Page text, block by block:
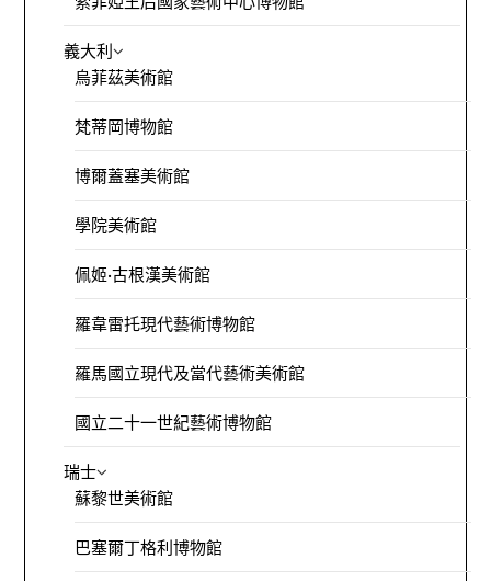
義大利
烏菲茲美術館
梵蒂岡博物館
博爾蓋塞美術館
學院美術館
佩姬·古根漢美術館
羅韋雷托現代藝術博物館
羅馬國立現代及當代藝術美術館
國立二十一世紀藝術博物館
瑞士
蘇黎世美術館
巴塞爾丁格利博物館